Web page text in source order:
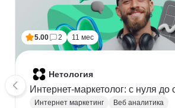
было примеров в теории, хотелось
свежих. Ревьюеры иногда не
на твои слабости и достоинства в
изучению.
Также после курса идет хорошая
поиску работы, мастерская с
5.00 2 11 мес
Нетология
Интернет-маркетолог: с нуля до
Интернет маркетинг
Веб аналитика